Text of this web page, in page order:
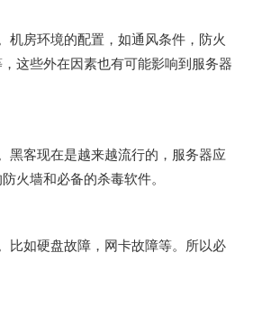
机房环境的配置，如通风条件，防火
这些外在因素也有可能影响到服务器
黑客现在是越来越流行的，服务器应
火墙和必备的杀毒软件。
比如硬盘故障，网卡故障等。所以必